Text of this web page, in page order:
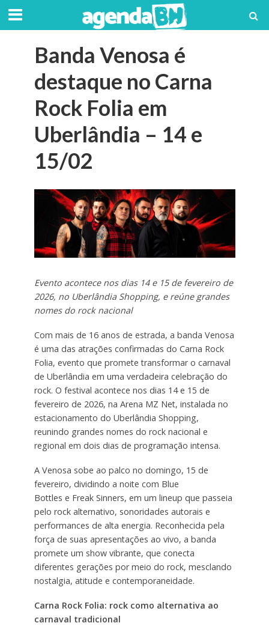
Banda Venosa é
destaque no Carna
Rock Folia em
Uberlândia – 14 e
15/02
Evento acontece nos dias 14 e 15 de fevereiro de
2026, no Uberlândia Shopping, e reúne grandes
nomes do rock nacional
Com mais de 16 anos de estrada, a banda Venosa
é uma das atrações confirmadas do Carna Rock
Folia, evento que promete transformar o carnaval
de Uberlândia em uma verdadeira celebração do
rock. O festival acontece nos dias 14 e 15 de
fevereiro de 2026, na Arena MZ Net, instalada no
estacionamento do Uberlândia Shopping,
reunindo grandes nomes do rock nacional e
regional em dois dias de programação intensa.
A Venosa sobe ao palco no domingo, 15 de
fevereiro, dividindo a noite com Blue
Bottles e Freak Sinners, em um lineup que passeia
pelo rock alternativo, sonoridades autorais e
performances de alta energia. Reconhecida pela
força de suas apresentações ao vivo, a banda
promete um show vibrante, que conecta
diferentes gerações por meio do rock, mesclando
nostalgia, atitude e contemporaneidade.
Carna Rock Folia: rock como alternativa ao
carnaval tradicional